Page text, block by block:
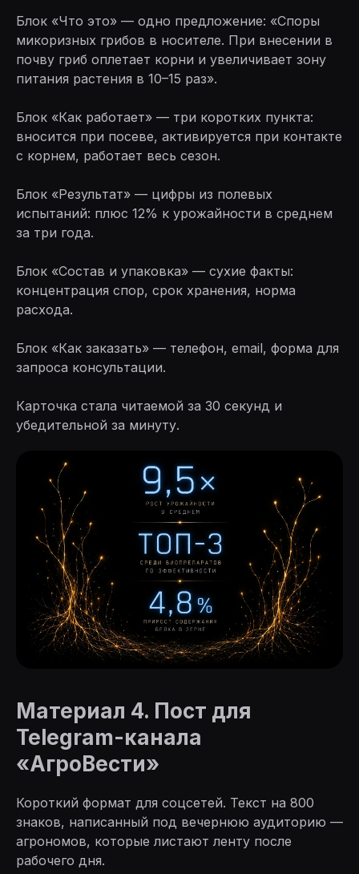
Блок «Что это» — одно предложение: «Споры
микоризных грибов в носителе. При внесении в
почву гриб оплетает корни и увеличивает зону
питания растения в 10–15 раз».
Блок «Как работает» — три коротких пункта:
вносится при посеве, активируется при контакте
с корнем, работает весь сезон.
Блок «Результат» — цифры из полевых
испытаний: плюс 12% к урожайности в среднем
за три года.
Блок «Состав и упаковка» — сухие факты:
концентрация спор, срок хранения, норма
расхода.
Блок «Как заказать» — телефон, email, форма для
запроса консультации.
Карточка стала читаемой за 30 секунд и
убедительной за минуту.
Материал 4. Пост для
Telegram-канала
«АгроВести»
Короткий формат для соцсетей. Текст на 800
знаков, написанный под вечернюю аудиторию —
агрономов, которые листают ленту после
рабочего дня.